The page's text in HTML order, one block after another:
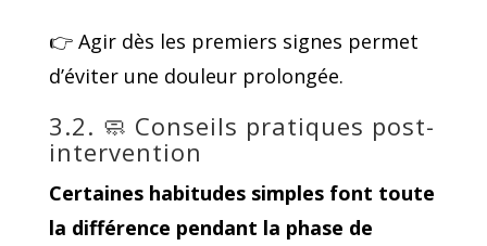
👉 Agir dès les premiers signes permet
d’éviter une douleur prolongée.
3.2. 🧼 Conseils pratiques post-
intervention
Certaines habitudes simples font toute
la différence pendant la phase de